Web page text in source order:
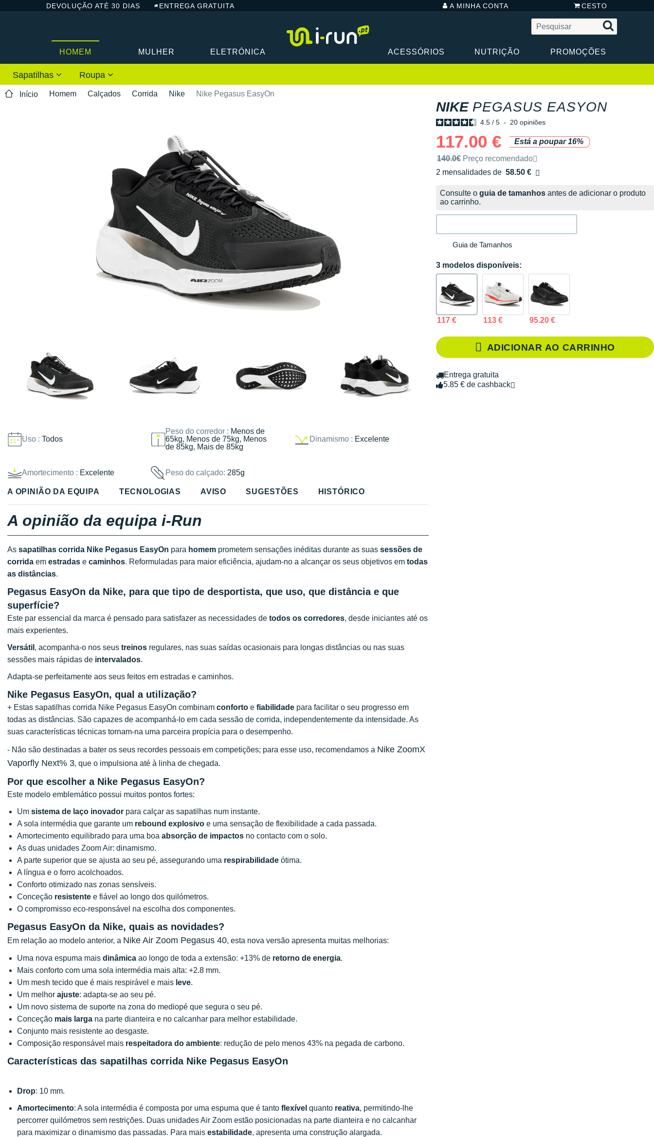
DEVOLUÇÃO ATÉ 30 DIAS ENTREGA GRATUITA A MINHA CONTA CESTO
HOMEM MULHER ELETRÓNICA ACESSÓRIOS NUTRIÇÃO PROMOÇÕES
Sapatilhas Roupa
Início Homem Calçados Corrida Nike Nike Pegasus EasyOn
Uso : Todos
Peso do corredor : Menos de
65kg, Menos de 75kg, Menos
de 85kg, Mais de 85kg
Dinamismo : Excelente
Amortecimento : Excelente Peso do calçado: 285g
NIKE PEGASUS EASYON
4.5 / 5 - 20 opiniões
117.00 €
Está a poupar 16%
Preço de venda recomendado pela marca
140.0€ Preço recomendado
2 mensalidades de 58.50 €
sem custos
Consulte o guia de tamanhos antes de adicionar o produto
ao carrinho.
Guia de Tamanhos
3 modelos disponíveis:
117 € 113 € 95.20 €
ADICIONAR AO CARRINHO
Entrega gratuita
5.85 € de cashback
A OPINIÃO DA EQUIPA TECNOLOGIAS AVISO SUGESTÕES HISTÓRICO
A opinião da equipa i-Run
As sapatilhas corrida Nike Pegasus EasyOn para homem prometem sensações inéditas durante as suas sessões de
corrida em estradas e caminhos. Reformuladas para maior eficiência, ajudam-no a alcançar os seus objetivos em todas
as distâncias.
Pegasus EasyOn da Nike, para que tipo de desportista, que uso, que distância e que
superfície?
Este par essencial da marca é pensado para satisfazer as necessidades de todos os corredores, desde iniciantes até os
mais experientes.
Versátil , acompanha-o nos seus treinos regulares, nas suas saídas ocasionais para longas distâncias ou nas suas
sessões mais rápidas de intervalados.
Adapta-se perfeitamente aos seus feitos em estradas e caminhos.
Nike Pegasus EasyOn, qual a utilização?
+ Estas sapatilhas corrida Nike Pegasus EasyOn combinam conforto e fiabilidade para facilitar o seu progresso em
todas as distâncias. São capazes de acompanhá-lo em cada sessão de corrida, independentemente da intensidade. As
suas características técnicas tornam-na uma parceira propícia para o desempenho.
- Não são destinadas a bater os seus recordes pessoais em competições; para esse uso, recomendamos a Nike ZoomX
Vaporfly Next% 3, que o impulsiona até à linha de chegada.
Por que escolher a Nike Pegasus EasyOn?
Este modelo emblemático possui muitos pontos fortes:
Um sistema de laço inovador para calçar as sapatilhas num instante.
A sola intermédia que garante um rebound explosivo e uma sensação de flexibilidade a cada passada.
Amortecimento equilibrado para uma boa absorção de impactos no contacto com o solo.
As duas unidades Zoom Air: dinamismo.
A parte superior que se ajusta ao seu pé, assegurando uma respirabilidade ótima.
A língua e o forro acolchoados.
Conforto otimizado nas zonas sensíveis.
Conceção resistente e fiável ao longo dos quilómetros.
O compromisso eco-responsável na escolha dos componentes.
Pegasus EasyOn da Nike, quais as novidades?
Em relação ao modelo anterior, a Nike Air Zoom Pegasus 40, esta nova versão apresenta muitas melhorias:
Uma nova espuma mais dinâmica ao longo de toda a extensão: +13% de retorno de energia.
Mais conforto com uma sola intermédia mais alta: +2.8 mm.
Um mesh tecido que é mais respirável e mais leve.
Um melhor ajuste: adapta-se ao seu pé.
Um novo sistema de suporte na zona do mediopé que segura o seu pé.
Conceção mais larga na parte dianteira e no calcanhar para melhor estabilidade.
Conjunto mais resistente ao desgaste.
Composição responsável mais respeitadora do ambiente: redução de pelo menos 43% na pegada de carbono.
Características das sapatilhas corrida Nike Pegasus EasyOn
Drop: 10 mm.
Amortecimento: A sola intermédia é composta por uma espuma que é tanto flexível quanto reativa, permitindo-lhe
percorrer quilómetros sem restrições. Duas unidades Air Zoom estão posicionadas na parte dianteira e no calcanhar
para maximizar o dinamismo das passadas. Para mais estabilidade, apresenta uma construção alargada.